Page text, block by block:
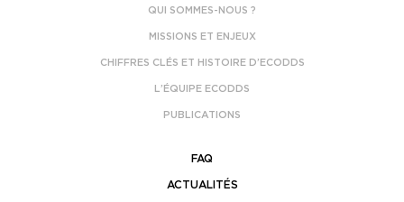
QUI SOMMES-NOUS ?
MISSIONS ET ENJEUX
CHIFFRES CLÉS ET HISTOIRE D’ECODDS
L’ÉQUIPE ECODDS
PUBLICATIONS
FAQ
ACTUALITÉS